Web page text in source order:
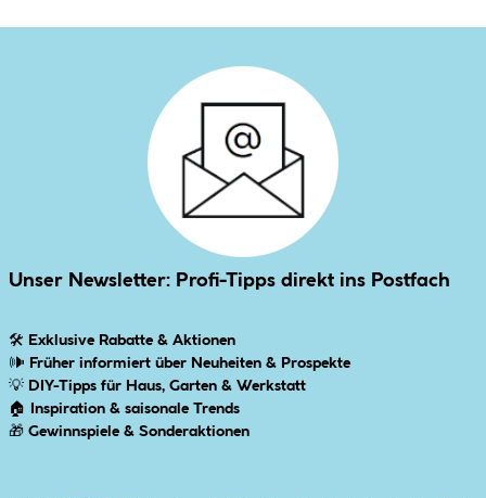
Unser Newsletter: Profi-Tipps direkt ins Postfach
🛠 Exklusive Rabatte & Aktionen
🕪 Früher informiert über Neuheiten & Prospekte
💡 DIY-Tipps für Haus, Garten & Werkstatt
🏠
Inspiration & saisonale Trends
🎁 Gewinnspiele & Sonderaktionen